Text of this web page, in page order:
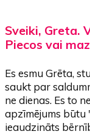
Sveiki, Greta.
Piecos vai
Es esmu Grēta,
saukt par
ne dienas. Es to
apzīmējums būtu
ieaudzināts